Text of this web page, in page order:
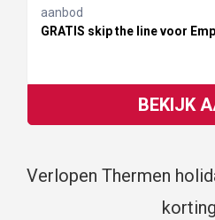
aanbod
GRATIS skip the line voor
BEKIJK
Verlopen Thermen